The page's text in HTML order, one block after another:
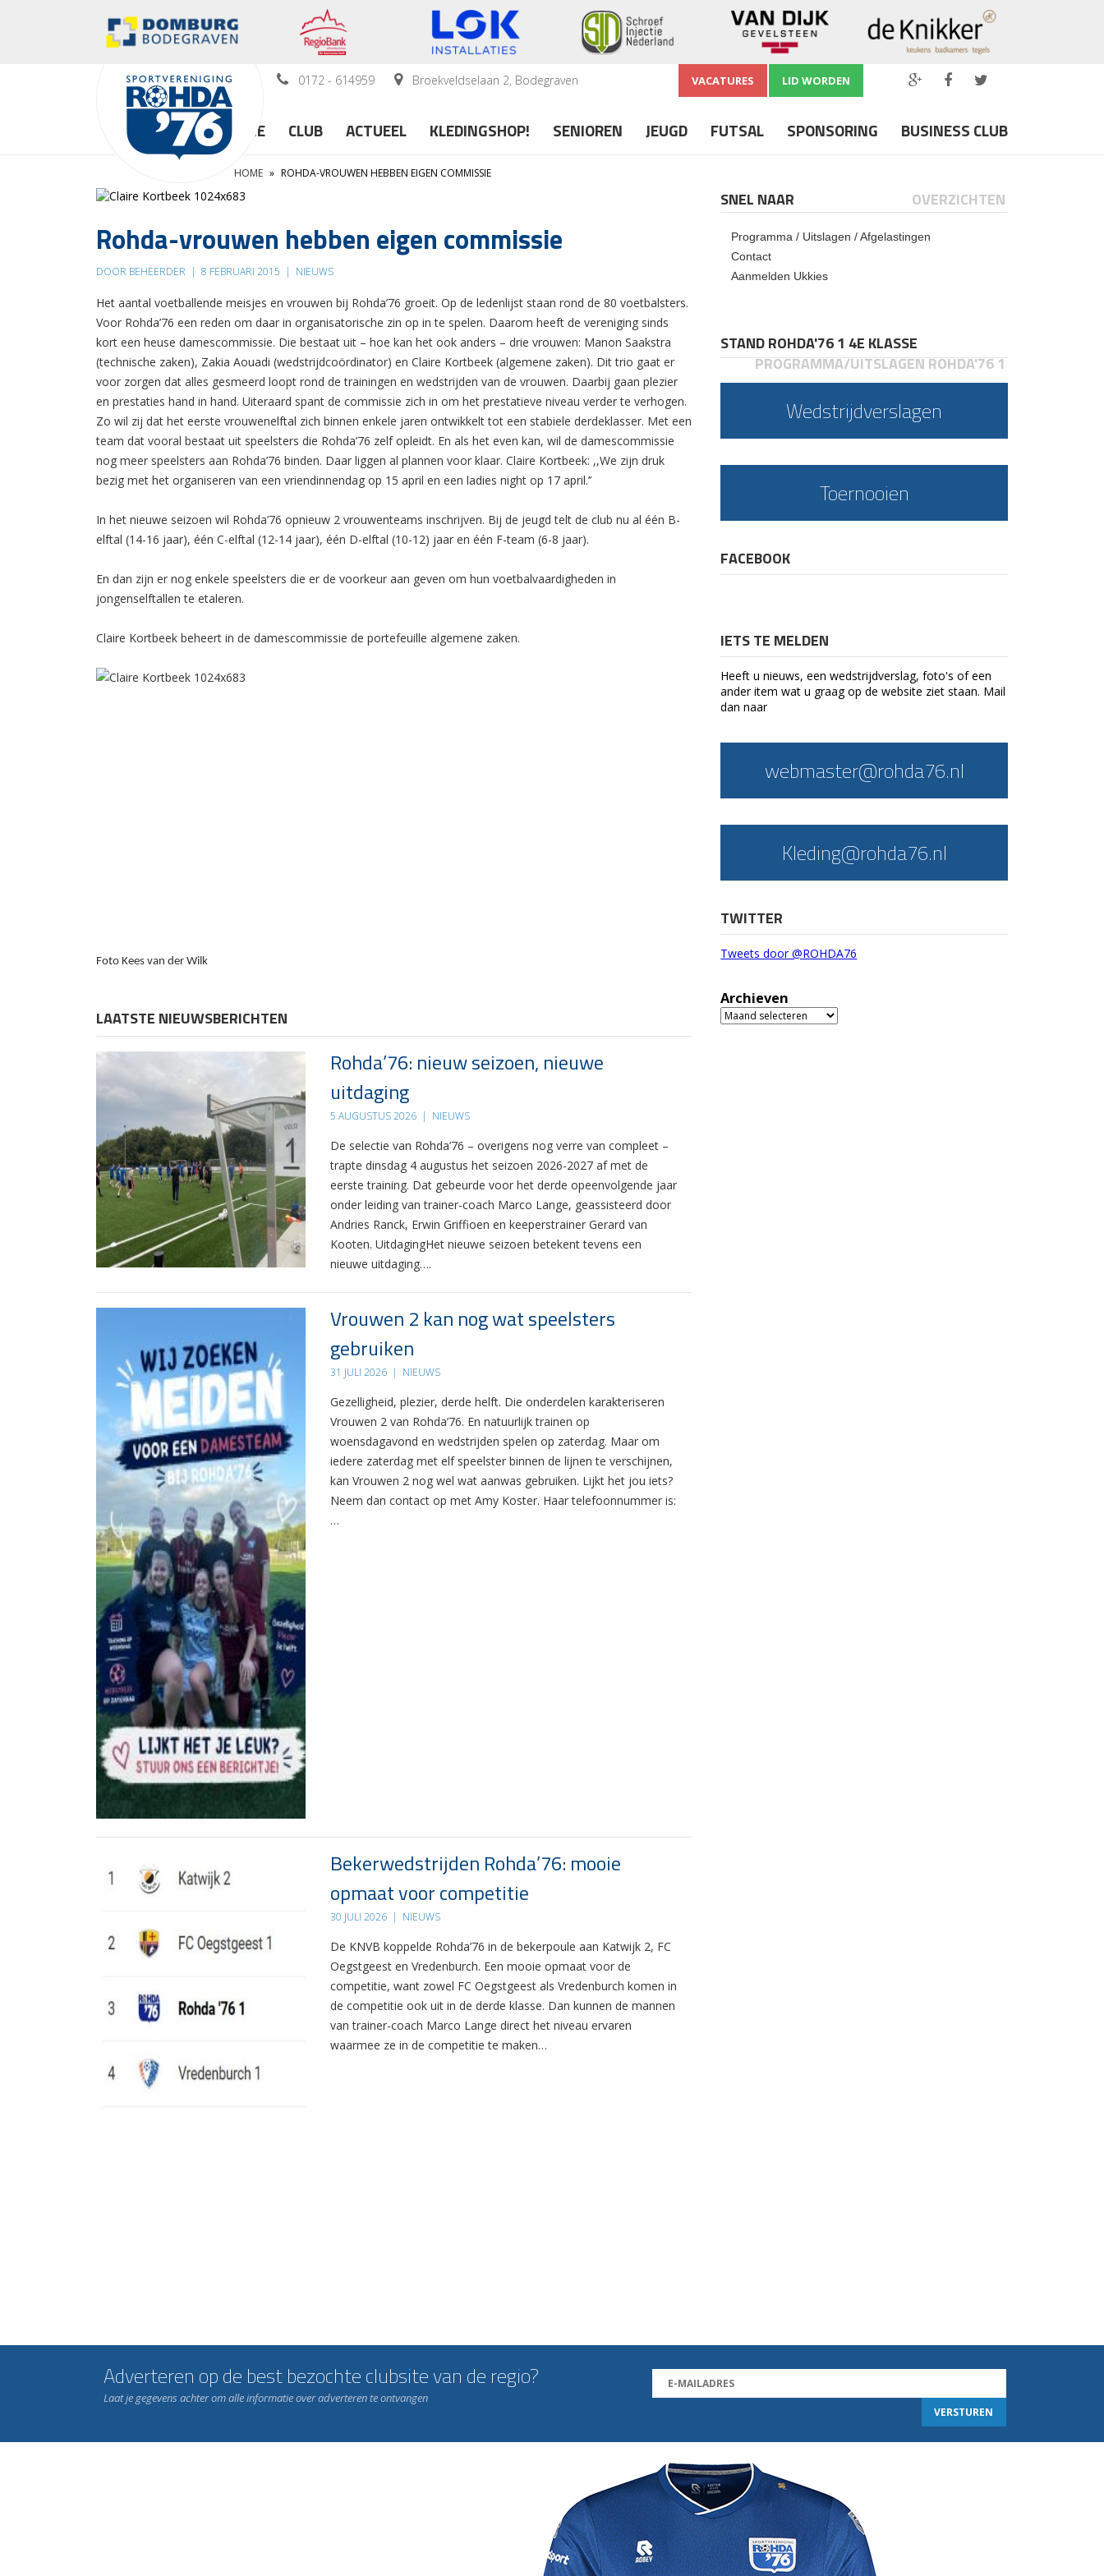
0172 - 614959 Broekveldselaan 2, Bodegraven VACATURES LID WORDEN
HOME CLUB ACTUEEL KLEDINGSHOP! SENIOREN JEUGD FUTSAL SPONSORING BUSINESS CLUB
HOME » ROHDA-VROUWEN HEBBEN EIGEN COMMISSIE
Rohda-vrouwen hebben eigen commissie
DOOR BEHEERDER | 8 FEBRUARI 2015 | NIEUWS
Het aantal voetballende meisjes en vrouwen bij Rohda’76 groeit. Op de ledenlijst staan rond de 80 voetbalsters.
Voor Rohda’76 een reden om daar in organisatorische zin op in te spelen. Daarom heeft de vereniging sinds
kort een heuse damescommissie. Die bestaat uit – hoe kan het ook anders – drie vrouwen: Manon Saakstra
(technische zaken), Zakia Aouadi (wedstrijdcoördinator) en Claire Kortbeek (algemene zaken). Dit trio gaat er
voor zorgen dat alles gesmeerd loopt rond de trainingen en wedstrijden van de vrouwen. Daarbij gaan plezier
en prestaties hand in hand. Uiteraard spant de commissie zich in om het prestatieve niveau verder te verhogen.
Zo wil zij dat het eerste vrouwenelftal zich binnen enkele jaren ontwikkelt tot een stabiele derdeklasser. Met een
team dat vooral bestaat uit speelsters die Rohda’76 zelf opleidt. En als het even kan, wil de damescommissie
nog meer speelsters aan Rohda’76 binden. Daar liggen al plannen voor klaar. Claire Kortbeek: ,,We zijn druk
bezig met het organiseren van een vriendinnendag op 15 april en een ladies night op 17 april.’’
In het nieuwe seizoen wil Rohda’76 opnieuw 2 vrouwenteams inschrijven. Bij de jeugd telt de club nu al één B-
elftal (14-16 jaar), één C-elftal (12-14 jaar), één D-elftal (10-12) jaar en één F-team (6-8 jaar).
En dan zijn er nog enkele speelsters die er de voorkeur aan geven om hun voetbalvaardigheden in
jongenselftallen te etaleren.
Claire Kortbeek beheert in de damescommissie de portefeuille algemene zaken.
Foto Kees van der Wilk
LAATSTE NIEUWSBERICHTEN
Rohda’76: nieuw seizoen, nieuwe
uitdaging
5 AUGUSTUS 2026 | NIEUWS
De selectie van Rohda’76 – overigens nog verre van compleet –
trapte dinsdag 4 augustus het seizoen 2026-2027 af met de
eerste training. Dat gebeurde voor het derde opeenvolgende jaar
onder leiding van trainer-coach Marco Lange, geassisteerd door
Andries Ranck, Erwin Griffioen en keeperstrainer Gerard van
Kooten. UitdagingHet nieuwe seizoen betekent tevens een
nieuwe uitdaging….
Vrouwen 2 kan nog wat speelsters
gebruiken
31 JULI 2026 | NIEUWS
Gezelligheid, plezier, derde helft. Die onderdelen karakteriseren
Vrouwen 2 van Rohda’76. En natuurlijk trainen op
woensdagavond en wedstrijden spelen op zaterdag. Maar om
iedere zaterdag met elf speelster binnen de lijnen te verschijnen,
kan Vrouwen 2 nog wel wat aanwas gebruiken. Lijkt het jou iets?
Neem dan contact op met Amy Koster. Haar telefoonnummer is:
…
Bekerwedstrijden Rohda’76: mooie
opmaat voor competitie
30 JULI 2026 | NIEUWS
De KNVB koppelde Rohda’76 in de bekerpoule aan Katwijk 2, FC
Oegstgeest en Vredenburch. Een mooie opmaat voor de
competitie, want zowel FC Oegstgeest als Vredenburch komen in
de competitie ook uit in de derde klasse. Dan kunnen de mannen
van trainer-coach Marco Lange direct het niveau ervaren
waarmee ze in de competitie te maken…
SNEL NAAR OVERZICHTEN
Programma / Uitslagen / Afgelastingen
Contact
Aanmelden Ukkies
STAND ROHDA'76 1 4E KLASSE
PROGRAMMA/UITSLAGEN ROHDA'76 1
Wedstrijdverslagen
Toernooien
FACEBOOK
IETS TE MELDEN
Heeft u nieuws, een wedstrijdverslag, foto's of een
ander item wat u graag op de website ziet staan. Mail
dan naar
webmaster@rohda76.nl
Kleding@rohda76.nl
TWITTER
Tweets door @ROHDA76
Archieven
Archieven
Adverteren op de best bezochte clubsite van de regio?
Laat je gegevens achter om alle informatie over adverteren te ontvangen